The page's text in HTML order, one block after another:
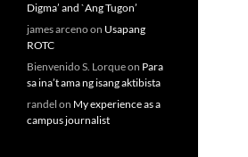
Digma’ and `Ang Tugon’
james arcenoon Usapang
ROTC
Bienvenido S. Lorqueon Para
sa ina’t ama ng isang aktibista
randel on My experience as a
campus journalist